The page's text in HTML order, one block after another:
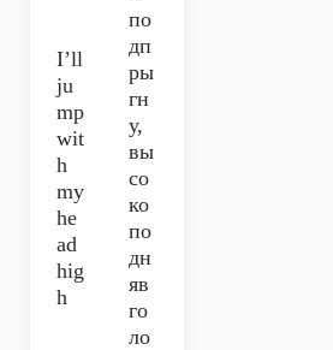
I’ll
ju
mp
wit
h
my
he
ad
hig
h
по
дп
ры
гн
у,
вы
со
ко
по
дн
яв
го
ло